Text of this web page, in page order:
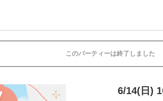
このパーティーは終了しました
6/14(日)